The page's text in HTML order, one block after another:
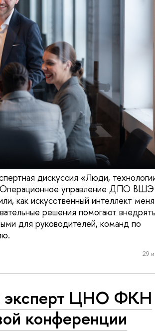
дискуссия «Люди,
Операционное управление ДПО
как искусственный интеллект
решения помогают внедрять
для руководителей, команд по
29
эксперт ЦНО ФКН
конференции